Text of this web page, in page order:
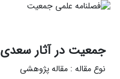
جمعیت در آثار سعدی
نوع مقاله : مقاله پژوهشی